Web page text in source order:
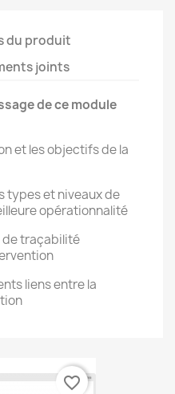
du produit
joints
de ce module
et les objectifs de la
types et niveaux de
opérationnalité
de traçabilité
liens entre la
favorite_border